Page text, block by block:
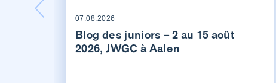
07.08.2026
Blog des juniors – 2 au 15 août
2026, JWGC à Aalen